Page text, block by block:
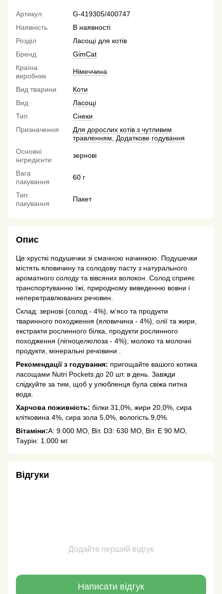
Артикул
G-419305/400747
Наявність
В наявності
Розділ
Ласощі для котів
Бренд
GimCat
Країна
виробник
Німеччина
Вид тварини
Коти
Вид
Ласощі
Тип
Снеки
Призначення
Для дорослих котів з чутливим
травленням
Додаткове годування
Основні
інгредієнти
зернові
Вага
пакування
60 г
Тип
пакування
Пакет
Опис
Це хрусткі подушечки зі смачною начинкою. Подушечки
містять яловичину та солодову пасту з натурального
ароматного солоду та вівсяних волокон. Солод сприяє
транспортуванню їжі, природному виведенню вовни і
неперетравлюваних речовин.
Склад: зернові (солод - 4%), м'ясо та продукти
тваринного походження (яловичина - 4%), олії та жири,
екстракти рослинного білка, продукти рослинного
походження (лігноцелюлоза - 4%), молоко та молочні
продукти, мінеральні речовини .
Рекомендації з годування: пригощайте вашого котика
ласощами Nutri Pockets до 20 шт. в день. Завжди
слідкуйте за тим, щоб у улюбленця була свіжа питна
вода.
Харчова поживність: білки 31,0%, жири 20,0%, сира
клітковина 4%, сира зола 5,0%, вологість 9,0%.
Вітаміни:A: 9.000 МО, Віт. D3: 630 МО, Віт. E 90 МО,
Таурін: 1.000 мг.
Відгуки
Додайте перший відгук
Написати відгук